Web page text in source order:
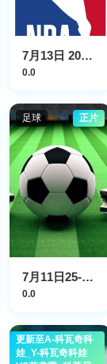
7月13日 2026NBA夏季联赛 魔术VS开拓者
0.0
足球 正片
7月11日25-26赛季广东省城市足球超级联赛 东莞VS清远
0.0
网球
更新至A-科瓦奇科
娃_Y-科瓦奇科娃